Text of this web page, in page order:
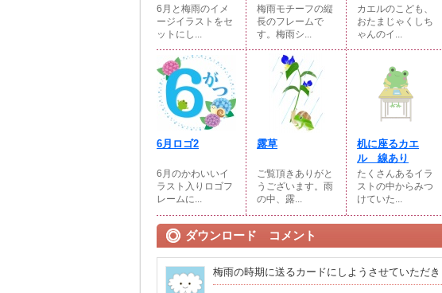
6月と梅雨のイメ
ージイラストをセ
ットにし...
梅雨モチーフの縦
長のフレームで
す。梅雨シ...
カエルのこども、
おたまじゃくしち
ゃんのイ...
6月ロゴ2
6月のかわいいイ
ラスト入りロゴフ
レームに...
露草
ご覧頂きありがと
うございます。雨
の中、露...
机に座るカエ
ル 線あり
たくさんあるイラ
ストの中からみつ
けていた...
ダウンロード コメント
梅雨の時期に送るカードにしようさせていただ